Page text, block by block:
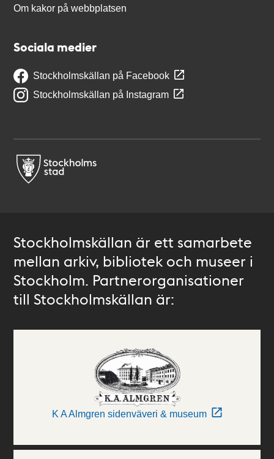
Om kakor på webbplatsen
Sociala medier
Stockholmskällan på Facebook
Stockholmskällan på Instagram
Stockholmskällan är ett samarbete
mellan arkiv, bibliotek och museer i
Stockholm. Partnerorganisationer
till Stockholmskällan är:
K A Almgren sidenväveri & museum